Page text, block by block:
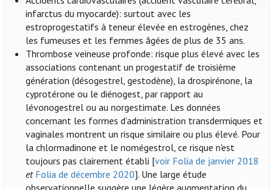
infarctus du myocarde): surtout avec les
estroprogestatifs à teneur élevée en estrogènes, chez
les fumeuses et les femmes âgées de plus de 35 ans.
Thrombose veineuse profonde: risque plus élevé avec les
associations contenant un progestatif de troisième
génération (désogestrel, gestodène), la drospirénone, la
cyprotérone ou le diénogest, par rapport au
lévonogestrel ou au norgestimate. Les données
concernant les formes d’administration transdermiques et
vaginales montrent un risque similaire ou plus élevé. Pour
la chlormadinone et le nomégestrol, ce risque n'est
toujours pas clairement établi [voir Folia de janvier 2018
et Folia de décembre 2020]. Une large étude